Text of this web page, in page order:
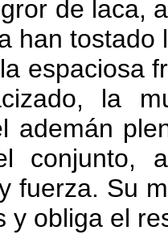
de laca,
han
espaciosa
la
ademán
conjunto,
fuerza. Su
y obliga el